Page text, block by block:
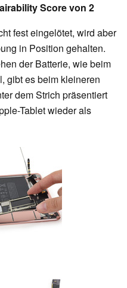
Score von 2
fest eingelötet, wird aber
in Position gehalten.
der Batterie, wie beim
gibt es beim kleineren
dem Strich präsentiert
Tablet wieder als